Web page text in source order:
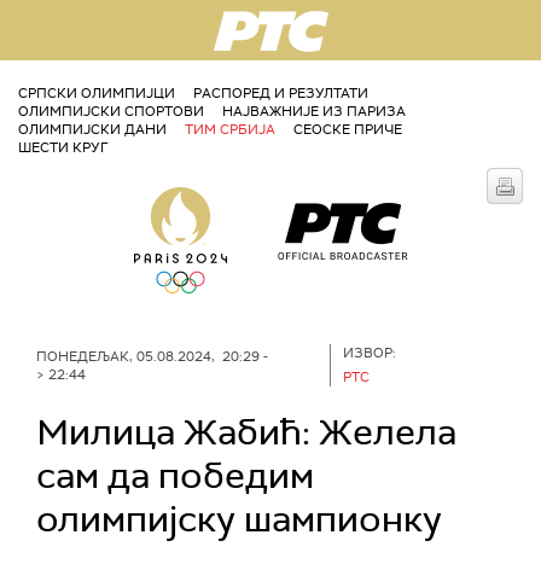
РТС
СРПСКИ ОЛИМПИЈЦИ
РАСПОРЕД И РЕЗУЛТАТИ
ОЛИМПИЈСКИ СПОРТОВИ
НАЈВАЖНИЈЕ ИЗ ПАРИЗА
ОЛИМПИЈСКИ ДАНИ
ТИМ СРБИЈА
СЕОСКЕ ПРИЧЕ
ШЕСТИ КРУГ
ПОНЕДЕЉАК, 05.08.2024, 20:29 -
> 22:44
ИЗВОР:
РТС
Милица Жабић: Желела
сам да победим
олимпијску шампионку